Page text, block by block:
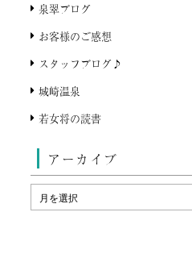
泉翠ブログ
お客様のご感想
スタッフブログ♪
城崎温泉
若女将の読書
アーカイブ